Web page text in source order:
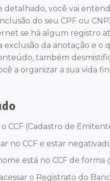
detalhado, você vai
do seu CPF ou
se há algum registro
exclusão da anotação e o
também
a organizar a sua vida
CCF (Cadastro de
no CCF e estar
está no CCF de forma
o Registrato do